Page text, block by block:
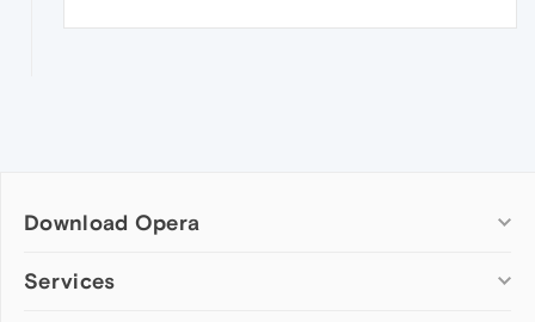
Download Opera
Computer browsers
Services